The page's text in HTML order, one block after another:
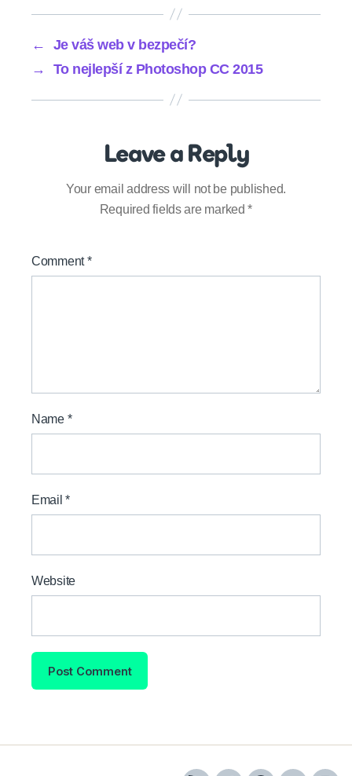
←
Je váš web v bezpečí?
→
To nejlepší z Photoshop CC 2015
Leave a Reply
Your email address will not be published.
Required fields are marked*
Comment*
Name *
Email*
Website